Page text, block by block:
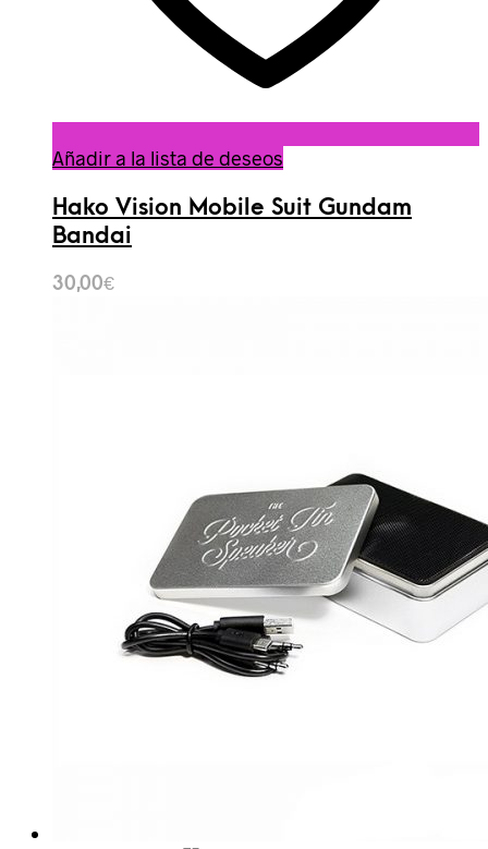
Añadir a la lista de deseos
Hako Vision Mobile Suit Gundam
Bandai
30,00€